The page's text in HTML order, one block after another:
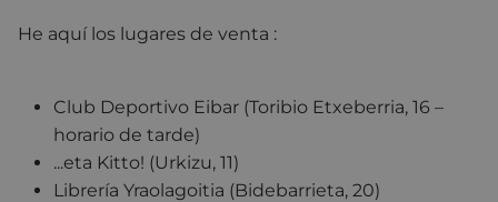
He aquí los lugares de venta :
Club Deportivo Eibar (Toribio Etxeberria, 16 –
horario de tarde)
...eta Kitto! (Urkizu, 11)
Librería Yraolagoitia (Bidebarrieta, 20)